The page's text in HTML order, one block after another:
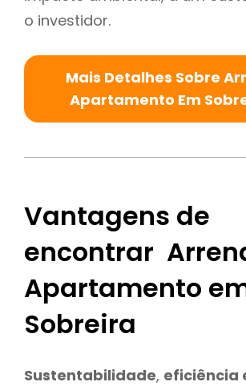
o investidor.
Mais Detalhes Sobre
Apartamento Em
Vantagens de
encontrar
Apartamento
Sobreira
Sustentabilidade, eficiência